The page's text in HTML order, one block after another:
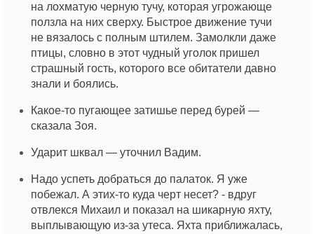
на лохматую черную тучу, которая угрожающе
ползла на них сверху. Быстрое движение тучи
не вязалось с полным штилем. Замолкли даже
птицы, словно в этот чудный уголок пришел
страшный гость, которого все обитатели давно
знали и боялись.
Какое-то пугающее затишье перед бурей —
сказала Зоя.
Ударит шквал — уточнил Вадим.
Надо успеть добраться до палаток. Я уже
побежал. А этих-то куда черт несет? - вдруг
отвлекся Михаил и показал на шикарную яхту,
выплывающую из-за утеса. Яхта приближалась,